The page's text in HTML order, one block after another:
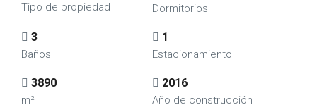
Tipo de propiedad Dormitorios
3
Baños
1
Estacionamiento
3890
m²
2016
Año de construcción